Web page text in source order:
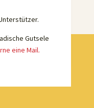
Gutsele
eine Mail.